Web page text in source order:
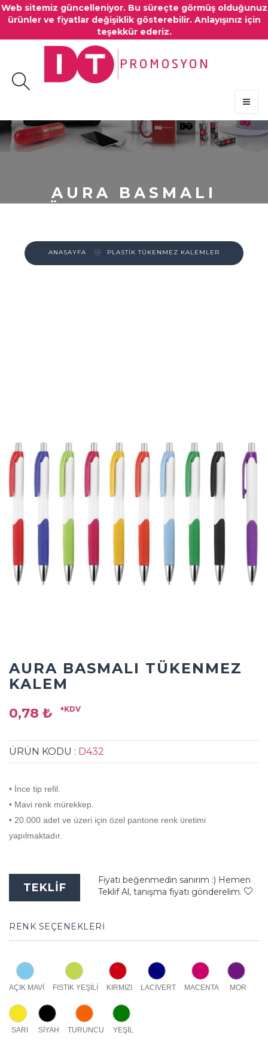
Web sitemiz güncelleniyor. Bu süreçte görmüş olduğunuz
ürünler ve fiyatlar değişiklik gösterebilir. Anlayışınız için
teşekkür ederiz.
AURA BASMALI
TÜKENMEZ KALEM
ANASAYFA PLASTİK TÜKENMEZ KALEMLER
AURA BASMALI TÜKENMEZ
KALEM
0,78 ₺ +KDV
ÜRÜN KODU : D432
• İnce tip refil.
• Mavi renk mürekkep.
• 20.000 adet ve üzeri için özel pantone renk üretimi
yapılmaktadır.
TEKLİF
Fiyatı beğenmedin sanırım :) Hemen
Teklif Al, tanışma fiyatı gönderelim.
RENK SEÇENEKLERİ
AÇIK MAVİ FISTIK YEŞİLİ KIRMIZI LACİVERT MACENTA MOR
SARI SİYAH TURUNCU YEŞİL